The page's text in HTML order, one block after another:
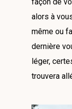
alors à
même ou
dernière
léger,
trouvera